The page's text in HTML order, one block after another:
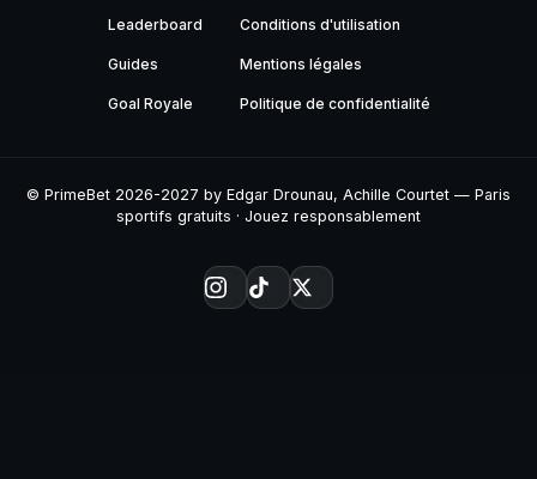
Leaderboard
Guides
Goal Royale
Conditions d'utilisation
Mentions légales
Politique de confidentialité
© PrimeBet 2026-2027 by Edgar Drounau, Achille Courtet — Paris
sportifs gratuits · Jouez responsablement